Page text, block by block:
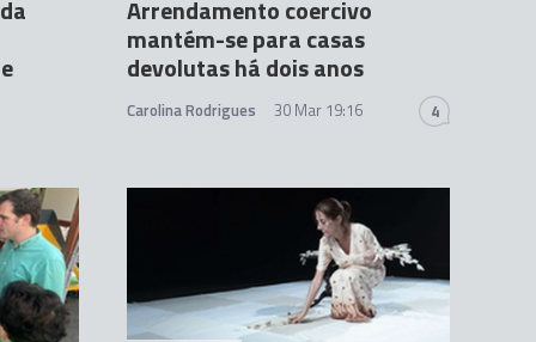
Arrendamento coercivo
mantém-se para casas
devolutas há dois anos
Carolina Rodrigues 30 Mar 19:16 4